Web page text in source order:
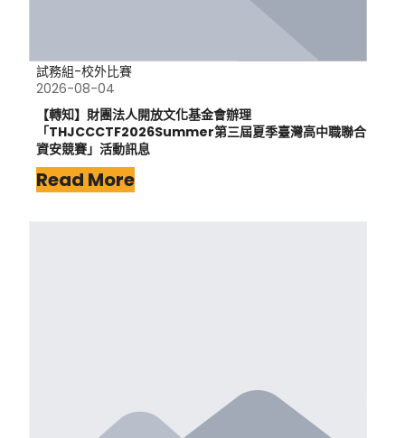
試務組-校外比賽
2026-08-04
【轉知】財團法人開放文化基金會辦理
「THJCCCTF2026Summer第三屆夏季臺灣高中職聯合
資安競賽」活動訊息
Read More